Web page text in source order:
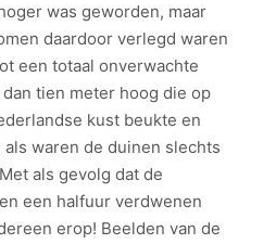
was geworden, maar
daardoor verlegd waren
een totaal onverwachte
tien meter hoog die op
kust beukte en
waren de duinen slechts
als gevolg dat de
een halfuur verdwenen
erop! Beelden van de